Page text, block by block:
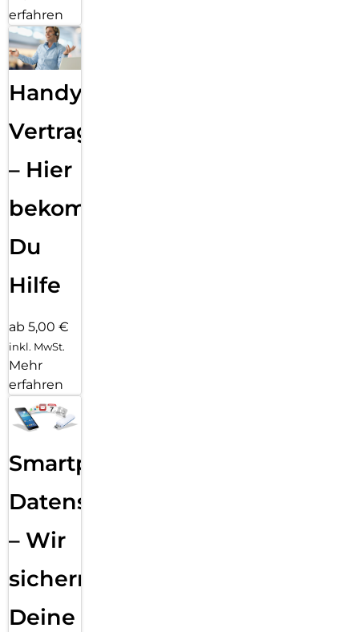
erfahren
Handy
Vertragsabwicklung
– Hier
bekommst
Du
Hilfe
ab 5,00 €
inkl. MwSt.
Mehr
erfahren
Smartphone
Datensicherung
– Wir
sichern
Deine